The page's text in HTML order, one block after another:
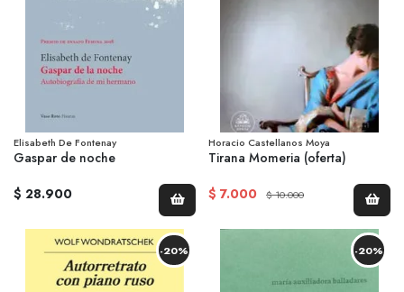
Elisabeth De Fontenay
Gaspar de noche
$ 28.900
Horacio Castellanos Moya
Tirana Momeria (oferta)
$ 7.000
$ 10.000
-20% -20%